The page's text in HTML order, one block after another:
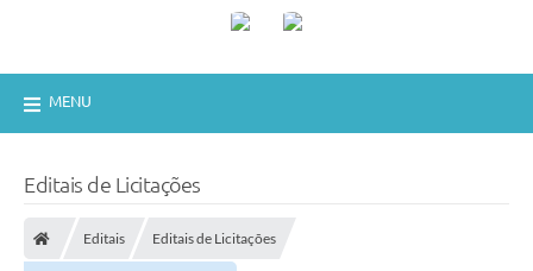
MENU
Editais de Licitações
Editais Editais de Licitações